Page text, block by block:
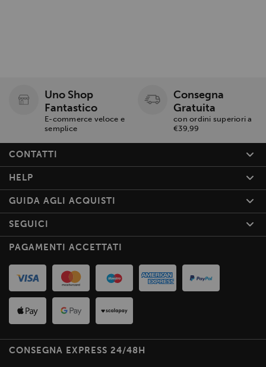
Uno Shop
Fantastico
E-commerce veloce e
semplice
Consegna
Gratuita
con ordini superiori a
€39,99
CONTATTI
HELP
GUIDA AGLI ACQUISTI
SEGUICI
PAGAMENTI ACCETTATI
CONSEGNA EXPRESS 24/48H